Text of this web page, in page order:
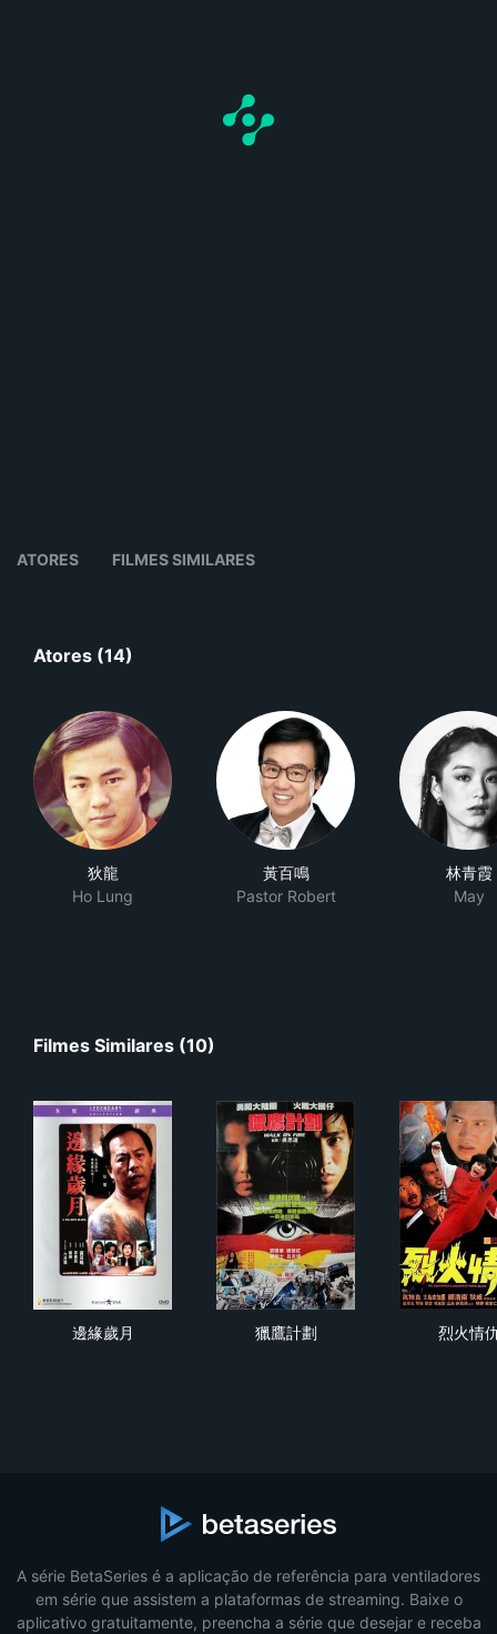
ATORES FILMES SIMILARES
Atores (14)
狄龍
Ho Lung
黃百鳴
Pastor Robert
林青霞
May
Filmes Similares (10)
邊緣歲月 獵鷹計劃 烈火情
A série BetaSeries é a aplicação de referência para ventiladores
em série que assistem a plataformas de streaming. Baixe o
aplicativo gratuitamente, preencha a série que desejar e receba